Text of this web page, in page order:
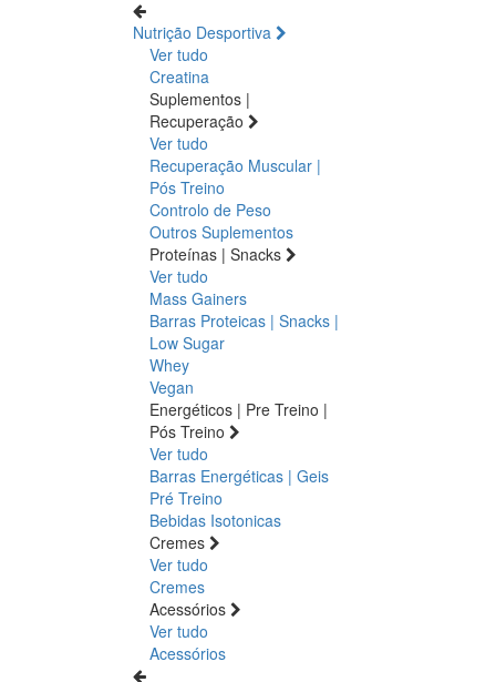
Nutrição Desportiva
Ver tudo
Creatina
Suplementos |
Recuperação
Ver tudo
Recuperação Muscular |
Pós Treino
Controlo de Peso
Outros Suplementos
Proteínas | Snacks
Ver tudo
Mass Gainers
Barras Proteicas | Snacks |
Low Sugar
Whey
Vegan
Energéticos | Pre Treino |
Pós Treino
Ver tudo
Barras Energéticas | Geis
Pré Treino
Bebidas Isotonicas
Cremes
Ver tudo
Cremes
Acessórios
Ver tudo
Acessórios